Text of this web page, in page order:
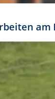
beträgt 4 –
definierte
– 15 mm hoch
– 39 mm hoch
– 10 mm
1080 px – 78